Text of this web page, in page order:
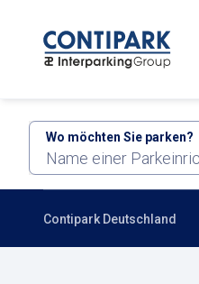
Wo möchten Sie parken?
Name einer
Contipark Deutschland